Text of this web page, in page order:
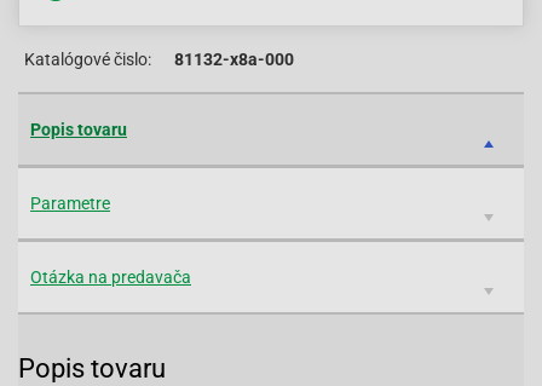
Katalógové čislo: 81132-x8a-000
Popis tovaru
Parametre
Otázka na predavača
Popis tovaru